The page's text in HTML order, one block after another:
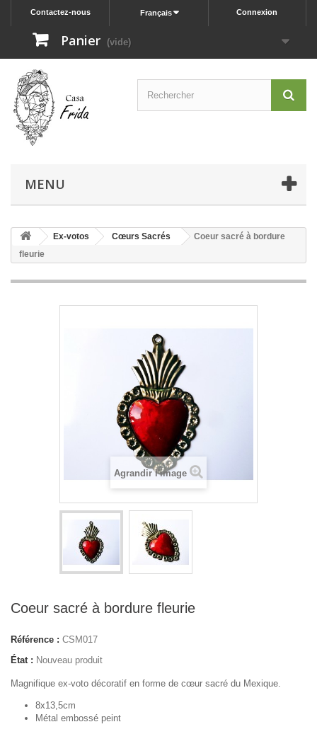
Connexion
Français
Contactez-nous
Panier (vide)
MENU
Ex-votos Cœurs Sacrés
Coeur sacré à bordure
fleurie
Agrandir l'image
Coeur sacré à bordure fleurie
Référence : CSM017
État : Nouveau produit
Magnifique ex-voto décoratif en forme de cœur sacré du Mexique.
8x13,5cm
Métal embossé peint